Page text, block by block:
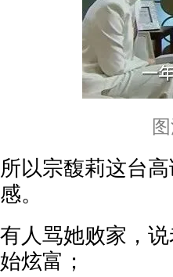
所以宗馥莉这台
感。
有人骂她败家，
始炫富；